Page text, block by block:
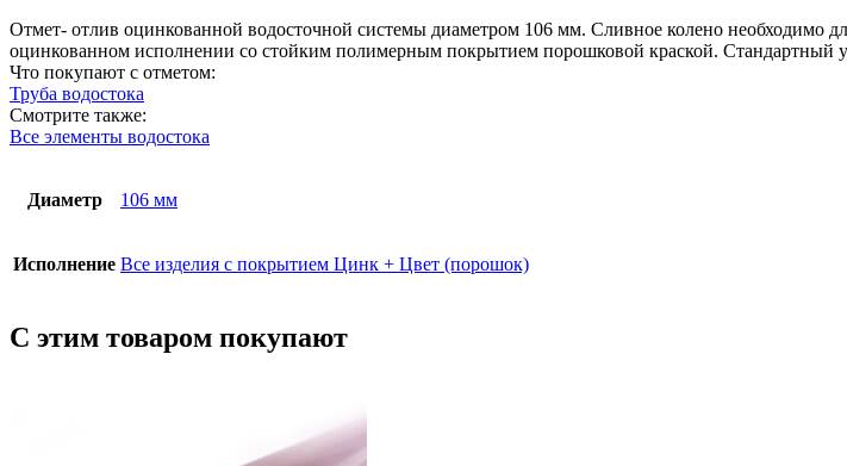
106
мм,
окраска
RAL
(порошок)
Отмет- отлив оцинкованной водосточной системы диаметром 106 мм. Сливное колено необходимо
оцинкованном исполнении со стойким полимерным покрытием порошковой краской. Стандартный
Что покупают с отметом:
Труба водостока
Смотрите также:
Все элементы водостока
Диаметр 106 мм
Исполнение Все изделия с покрытием Цинк + Цвет (порошок)
С этим товаром покупают